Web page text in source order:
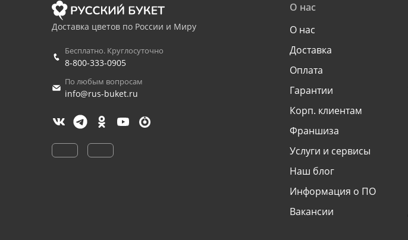
Доставка цветов по России и Миру
Бесплатно. Круглосуточно
8-800-333-0905
По любым вопросам
info@rus-buket.ru
О нас
О нас
Доставка
Оплата
Гарантии
Корп. клиентам
Франшиза
Услуги и сервисы
Наш блог
Информация о ПО
Вакансии